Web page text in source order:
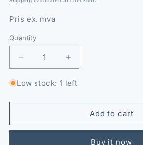
Pris ex. mva
Quantity
Quantity
Decrease
quantity
for
MXC/CX
Increase
quantity
for
MXC/CX
Low stock: 1 left
Add to cart
Buy it now